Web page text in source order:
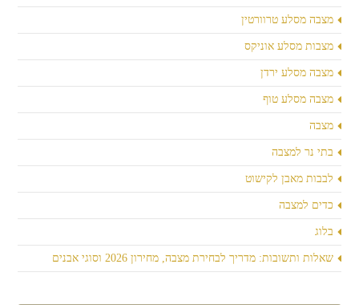
מצבה מסלע טרוורטין
מצבות מסלע אוניקס
מצבה מסלע ירדן
מצבה מסלע טוף
מצבה
בתי נר למצבה
לבבות מאבן לקישוט
כדים למצבה
בלוג
שאלות ותשובות: מדריך לבחירת מצבה, מחירון 2026 וסוגי אבנים